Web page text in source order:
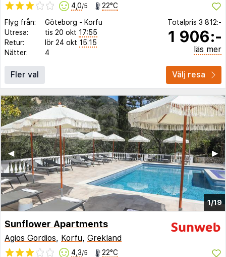
4,0/5 22°C
Flyg från: Göteborg - Korfu
Utresa:
tis 20 okt 17:55
Retur:
lör 24 okt 15:15
Nätter:
4
Totalpris 3 812:-
1 906:-
läs mer
Fler val Välj resa
1/19
▶︎
◀︎
Sunflower Apartments
Agios Gordios, Korfu, Grekland
4,3/5 22°C